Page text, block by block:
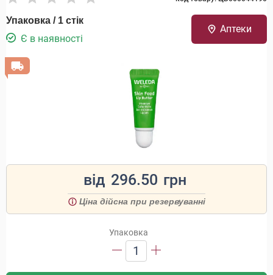
Упаковка / 1 стік
Є в наявності
Аптеки
від 296.50 грн
Ціна дійсна при резервуванні
Упаковка
1